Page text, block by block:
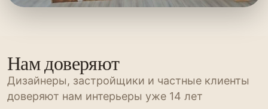
Нам доверяют
Дизайнеры, застройщики и частные клиенты
доверяют нам интерьеры уже 14 лет